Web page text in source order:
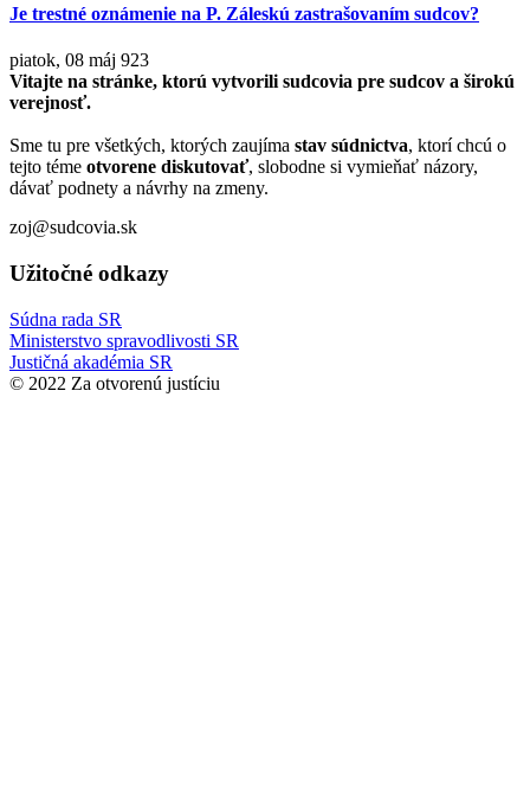
Je trestné oznámenie na P. Záleskú zastrašovaním sudcov?
piatok, 08 máj 923
Vitajte na stránke, ktorú vytvorili sudcovia pre sudcov a širokú
verejnosť.
Sme tu pre všetkých, ktorých zaujíma stav súdnictva, ktorí chcú o
tejto téme otvorene diskutovať, slobodne si vymieňať názory,
dávať podnety a návrhy na zmeny.
zoj@sudcovia.sk
Užitočné odkazy
Súdna rada SR
Ministerstvo spravodlivosti SR
Justičná akadémia SR
© 2022 Za otvorenú justíciu